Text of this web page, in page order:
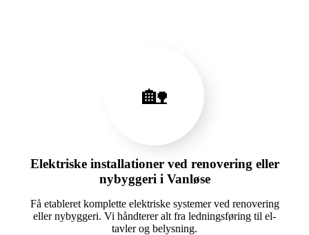
🏡
Elektriske installationer ved renovering eller
nybyggeri i Vanløse
Få etableret komplette elektriske systemer ved renovering
eller nybyggeri. Vi håndterer alt fra ledningsføring til el-
tavler og belysning.